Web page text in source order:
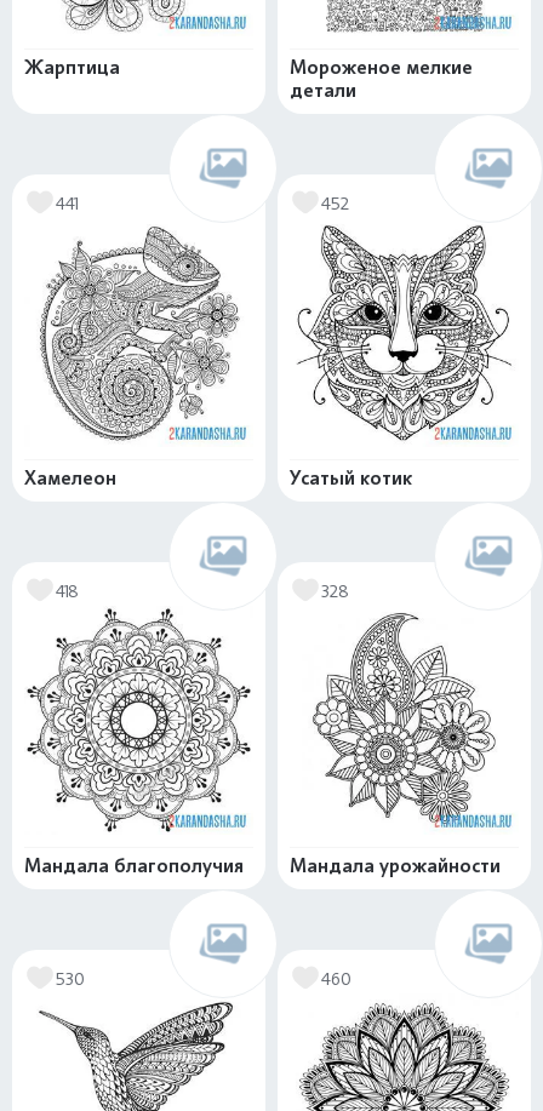
Жарптица
Мороженое мелкие
детали
441
Хамелеон
452
Усатый котик
418
Мандала благополучия
328
Мандала урожайности
530 460